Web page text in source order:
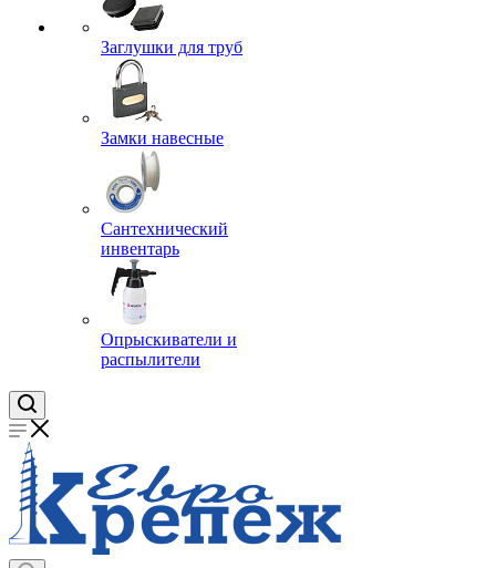
Заглушки для труб
Замки навесные
Сантехнический
инвентарь
Опрыскиватели и
распылители